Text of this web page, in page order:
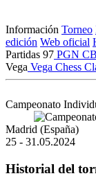
Información Torneo
edición Web oficial
Partidas 97 PGN
Vega Vega Chess
Campeonato
Madrid (España)
25 - 31.05.2024
Historial del